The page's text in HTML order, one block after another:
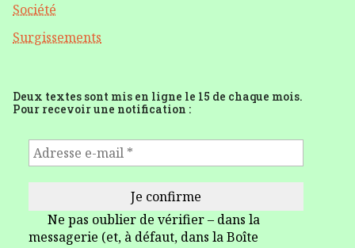
Société
Surgissements
Deux textes sont mis en ligne le 15 de chaque mois.
Pour recevoir une notification :
Ne pas oublier de vérifier – dans la
messagerie (et, à défaut, dans la Boîte